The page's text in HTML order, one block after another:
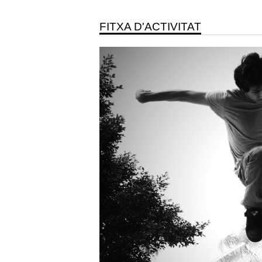
FITXA D'ACTIVITAT